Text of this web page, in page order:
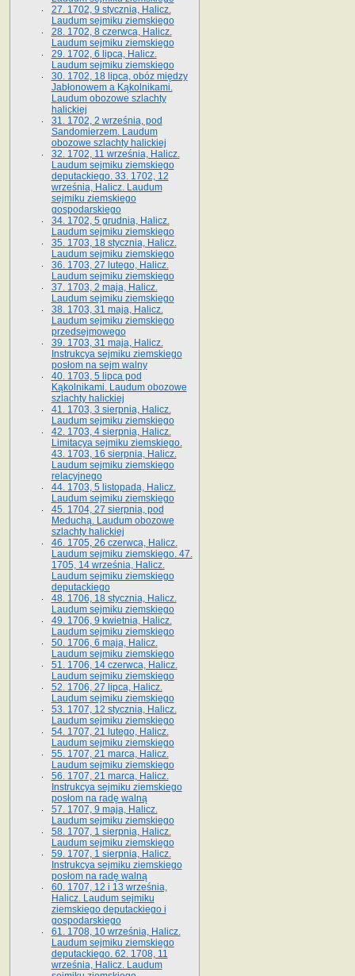
27. 1702, 9 stycznia, Halicz.
Laudum sejmiku ziemskiego
28. 1702, 8 czerwca, Halicz.
Laudum sejmiku ziemskiego
29. 1702, 6 lipca, Halicz.
Laudum sejmiku ziemskiego
30. 1702, 18 lipca, obóz między
Jabłonowem a Kąkolnikami.
Laudum obozowe szlachty
halickiej
31. 1702, 2 września, pod
Sandomierzem. Laudum
obozowe szlachty halickiej
32. 1702, 11 września, Halicz.
Laudum sejmiku ziemskiego
deputackiego. 33. 1702, 12
września, Halicz. Laudum
sejmiku ziemskiego
gospodarskiego
34. 1702, 5 grudnia, Halicz.
Laudum sejmiku ziemskiego
35. 1703, 18 stycznia, Halicz.
Laudum sejmiku ziemskiego
36. 1703, 27 lutego, Halicz.
Laudum sejmiku ziemskiego
37. 1703, 2 maja, Halicz.
Laudum sejmiku ziemskiego
38. 1703, 31 maja, Halicz.
Laudum sejmiku ziemskiego
przedsejmowego
39. 1703, 31 maja, Halicz.
Instrukcya sejmiku ziemskiego
posłom na sejm walny
40. 1703, 5 lipca pod
Kąkolnikami. Laudum obozowe
szlachty halickiej
41­. 1703, 3 sierpnia, Halicz.
Laudum sejmiku ziemskiego
42. 1703, 4 sierpnia, Halicz.
Limitacya sejmiku ziemskiego.
43. 1703, 16 sierpnia, Halicz.
Laudum sejmiku ziemskiego
relacyjnego
44. 1703, 5 listopada, Halicz.
Laudum sejmiku ziemskiego
45. 1704, 27 sierpnia, pod
Meduchą. Laudum obozowe
szlachty halickiej
46. 1705, 26 czerwca, Halicz.
Laudum sejmiku ziemskiego. 47.
1705, 14 września, Halicz.
Laudum sejmiku ziemskiego
deputackiego
48. 1706, 18 stycznia, Halicz.
Laudum sejmiku ziemskiego
49. 1706, 9 kwietnia, Halicz.
Laudum sejmiku ziemskiego
50. 1706, 6 maja, Halicz.
Laudum sejmiku ziemskiego
51. 1706, 14 czerwca, Halicz.
Laudum sejmiku ziemskiego
52. 1706, 27 lipca, Halicz.
Laudum sejmiku ziemskiego
53. 1707, 12 stycznia, Halicz.
Laudum sejmiku ziemskiego
54. 1707, 21 lutego, Halicz.
Laudum sejmiku ziemskiego
55. 1707, 21 marca, Halicz.
Laudum sejmiku ziemskiego
56. 1707, 21 marca, Halicz.
Instrukcya sejmiku ziemskiego
posłom na radę walną
57. 1707, 9 maja, Halicz.
Laudum sejmiku ziemskiego
58. 1707, 1 sierpnia, Halicz.
Laudum sejmiku ziemskiego
59. 1707, 1 sierpnia, Halicz.
Instrukcya sejmiku ziemskiego
posłom na radę walną
60. 1707, 12 i 13 września,
Halicz. Laudum sejmiku
ziemskiego deputackiego i
gospodarskiego
61. 1708, 10 września, Halicz.
Laudum sejmiku ziemskiego
deputackiego. 62. 1708, 11
września, Halicz. Laudum